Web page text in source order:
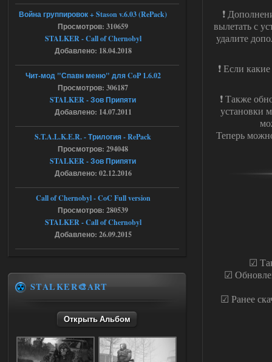
❗
вылетать с
удалите
❗ Если
❗ Также
установки
Теперь
☑
☑
☑ Ранее
[error]Line : 75
[error]Description :
[CScriptEngine::lua_pcall_failed]: ... -
chernobyl\gamedata\scripts\xr_camper.sc
ript:510: attempt to index local 'manager'
(a nil value)
Вылет после захода в Припять.
05.08.2026
Скованные одной цепью
18:37
r4908778
с избавлением от баласта,
доходяга.
Путь во мгле + GUNSLINGER mod
Stalker-Mods-Clan-su
Доступно только для пользователей
Путь во мгле + GUNSLINGER mod
stalker673920
где пароль?
Война группировок + Stason v.6.03 (RePack)
Просмотров: 310659
STALKER - Call of Chernobyl
Добавлено: 18.04.2018
Чит-мод "Спавн меню" для CoP 1.6.02
Просмотров: 306187
STALKER - Зов Припяти
Добавлено: 14.07.2011
S.T.A.L.K.E.R. - Трилогия - RePack
Просмотров: 294048
STALKER - Зов Припяти
Добавлено: 02.12.2016
Call of Chernobyl - CoC Full version
Просмотров: 280539
STALKER - Call of Chernobyl
Добавлено: 26.09.2015
STALKER🎨ART
Открыть Альбом